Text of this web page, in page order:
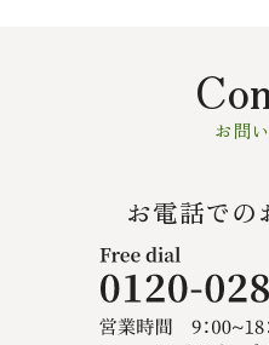
お問
お電話での